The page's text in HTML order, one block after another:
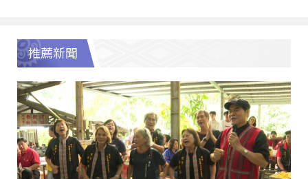
推薦新聞